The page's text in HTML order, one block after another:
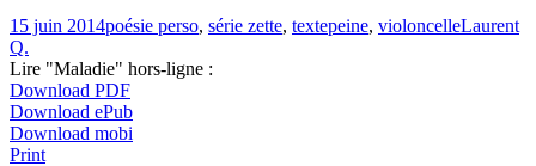
15 juin 2014poésie perso, série zette, textepeine, violoncelleLaurent
Q.
Lire "Maladie" hors-ligne :
Download PDF
Download ePub
Download mobi
Print